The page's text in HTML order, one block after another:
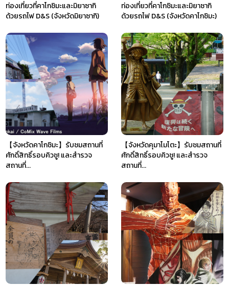
ท่องเที่ยวที่คาโกชิมะและมิยาซากิ
ด้วยรถไฟ D&S (จังหวัดมิยาซากิ)
ท่องเที่ยวที่คาโกชิมะและมิยาซากิ
ด้วยรถไฟ D&S (จังหวัดคาโกชิมะ)
【จังหวัดคาโกชิมะ】รับชมสถานที่
ศักดิ์สิทธิ์รอบคิวชู! และสำรวจ
สถานที่...
【จังหวัดคุมาโมโตะ】รับชมสถานที่
ศักดิ์สิทธิ์รอบคิวชู! และสำรวจ
สถานที่...